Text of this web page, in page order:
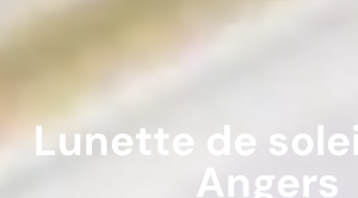
Lunette de
Angers